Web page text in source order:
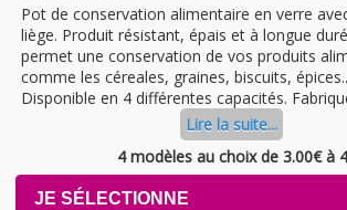
Pot de conservation alimentaire en verre
liège. Produit résistant, épais et à longue
permet une conservation de vos produits
comme les céreales, graines, biscuits,
Disponible en 4 différentes capacités.
Lire la suite...
4 modèles au choixde 3.00€ à
JE SÉLECTIONNE